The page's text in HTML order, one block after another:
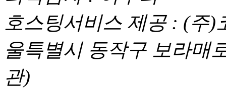
호스팅서비스 제공 : (주
울특별시 동작구 보라매
관)